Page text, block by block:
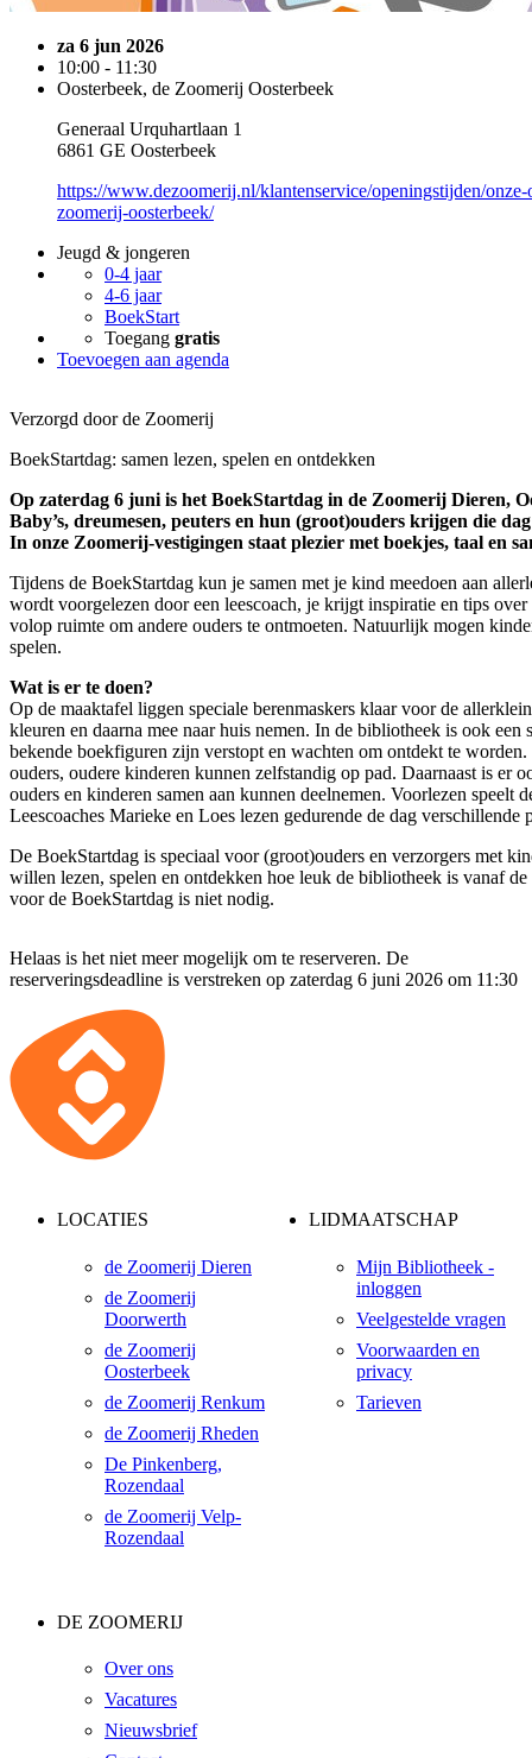
za 6 jun 2026
10:00 - 11:30
Oosterbeek, de Zoomerij Oosterbeek
Generaal Urquhartlaan 1
6861 GE Oosterbeek
https://www.dezoomerij.nl/klantenservice/openingstijden/
zoomerij-oosterbeek/
Jeugd & jongeren
0-4 jaar
4-6 jaar
BoekStart
Toegang gratis
Toevoegen aan agenda
Verzorgd door de Zoomerij
BoekStartdag: samen lezen, spelen en ontdekken
Op zaterdag 6 juni is het BoekStartdag in de Zoomerij Dieren,
Baby’s, dreumesen, peuters en hun (groot)ouders krijgen die
In onze Zoomerij-vestigingen staat plezier met boekjes, taal en
Tijdens de BoekStartdag kun je samen met je kind meedoen aan
wordt voorgelezen door een leescoach, je krijgt inspiratie en tips
volop ruimte om andere ouders te ontmoeten. Natuurlijk mogen
spelen.
Wat is er te doen?
Op de maaktafel liggen speciale berenmaskers klaar voor de
kleuren en daarna mee naar huis nemen. In de bibliotheek is ook een
bekende boekfiguren zijn verstopt en wachten om ontdekt te worden.
ouders, oudere kinderen kunnen zelfstandig op pad. Daarnaast is er
ouders en kinderen samen aan kunnen deelnemen. Voorlezen speelt
Leescoaches Marieke en Loes lezen gedurende de dag verschillende
De BoekStartdag is speciaal voor (groot)ouders en verzorgers met
willen lezen, spelen en ontdekken hoe leuk de bibliotheek is vanaf
voor de BoekStartdag is niet nodig.
Helaas is het niet meer mogelijk om te reserveren. De
reserveringsdeadline is verstreken op zaterdag 6 juni 2026 om 11:30
LOCATIES
de Zoomerij Dieren
de Zoomerij
Doorwerth
de Zoomerij
Oosterbeek
de Zoomerij Renkum
de Zoomerij Rheden
De Pinkenberg,
Rozendaal
de Zoomerij Velp-
Rozendaal
LIDMAATSCHAP
Mijn Bibliotheek -
inloggen
Veelgestelde vragen
Voorwaarden en
privacy
Tarieven
DE ZOOMERIJ
Over ons
Vacatures
Nieuwsbrief